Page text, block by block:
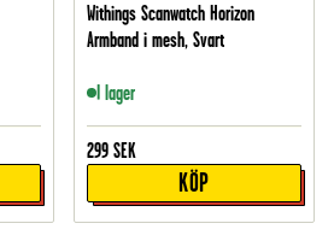
Withings Scanwatch Horizon
Armband i mesh, Svart
I lager
299 SEK
KÖP